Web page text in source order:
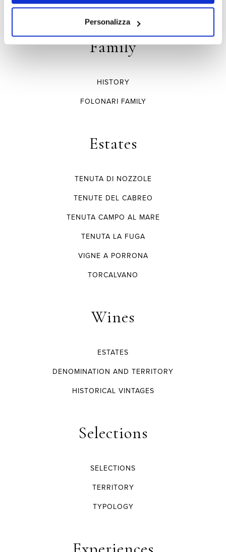
Personalizza
Family
HISTORY
FOLONARI FAMILY
Estates
TENUTA DI NOZZOLE
TENUTE DEL CABREO
TENUTA CAMPO AL MARE
TENUTA LA FUGA
VIGNE A PORRONA
TORCALVANO
Wines
ESTATES
DENOMINATION AND TERRITORY
HISTORICAL VINTAGES
Selections
SELECTIONS
TERRITORY
TYPOLOGY